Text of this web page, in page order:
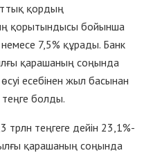
қордың
қорытындысы бойынша
7,5% құрады. Банк
қарашаның соңында
есебінен жыл басынан
болды.
теңгеге дейін 23,1%-
қарашаның соңында